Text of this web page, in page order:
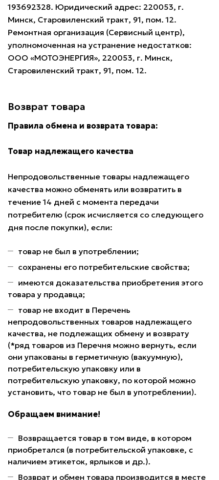
193692328. Юридический адрес: 220053, г.
Минск, Старовиленский тракт, 91, пом. 12.
Ремонтная организация (Сервисный центр),
уполномоченная на устранение недостатков:
ООО «МОТОЭНЕРГИЯ», 220053, г. Минск,
Старовиленский тракт, 91, пом. 12.
Возврат товара
Правила обмена и возврата товара:
Товар надлежащего качества
Непродовольственные товары надлежащего
качества можно обменять или возвратить в
течение 14 дней с момента передачи
потребителю (срок исчисляется со следующего
дня после покупки), если:
товар не был в употреблении;
сохранены его потребительские свойства;
имеются доказательства приобретения этого
товара у продавца;
товар не входит в Перечень
непродовольственных товаров надлежащего
качества, не подлежащих обмену и возврату
(*ряд товаров из Перечня можно вернуть, если
они упакованы в герметичную (вакуумную),
потребительскую упаковку или в
потребительскую упаковку, по которой можно
установить, что товар не был в употреблении).
Обращаем внимание!
Возвращается товар в том виде, в котором
приобретался (в потребительской упаковке, с
наличием этикеток, ярлыков и др.).
Возврат и обмен товара производится в месте